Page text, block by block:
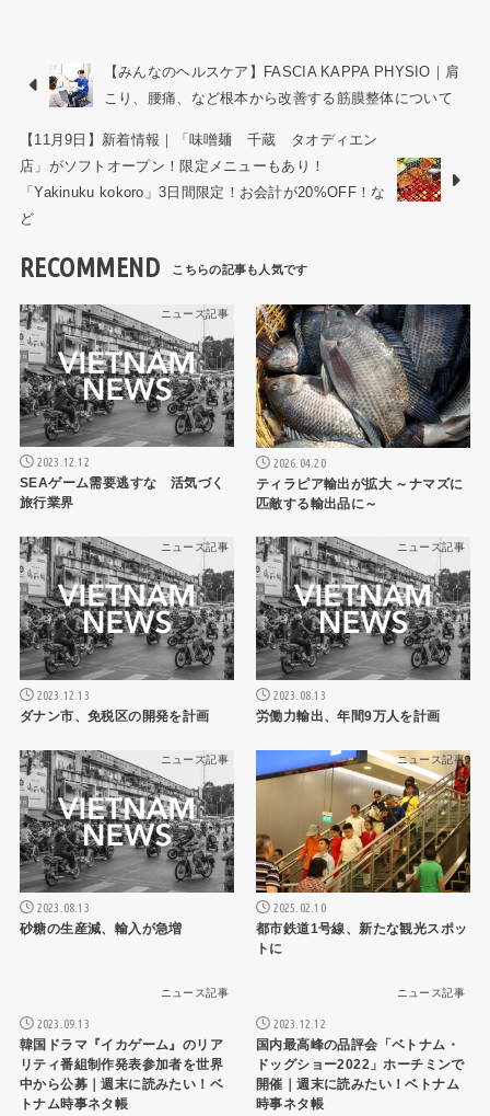
【みんなのヘルスケア】FASCIA KAPPA PHYSIO｜肩
こり、腰痛、など根本から改善する筋膜整体について
【11月9日】新着情報｜「味噌麺 千蔵 タオディエン
店」がソフトオープン！限定メニューもあり！
「Yakinuku kokoro」3日間限定！お会計が20%OFF！な
ど
RECOMMEND
ニュース記事
2023.12.12
SEAゲーム需要逃すな 活気づく
旅行業界
ニュース記事
2026.04.20
ティラピア輸出が拡大 ～ナマズに
匹敵する輸出品に～
ニュース記事
2023.12.13
ダナン市、免税区の開発を計画
ニュース記事
2023.08.13
労働力輸出、年間9万人を計画
ニュース記事
2023.08.13
砂糖の生産減、輸入が急増
ニュース記事
2025.02.10
都市鉄道1号線、新たな観光スポッ
トに
ニュース記事
2023.09.13
韓国ドラマ『イカゲーム』のリア
リティ番組制作発表参加者を世界
中から公募｜週末に読みたい！ベ
トナム時事ネタ帳
ニュース記事
2023.12.12
国内最高峰の品評会「ベトナム・
ドッグショー2022」ホーチミンで
開催｜週末に読みたい！ベトナム
時事ネタ帳